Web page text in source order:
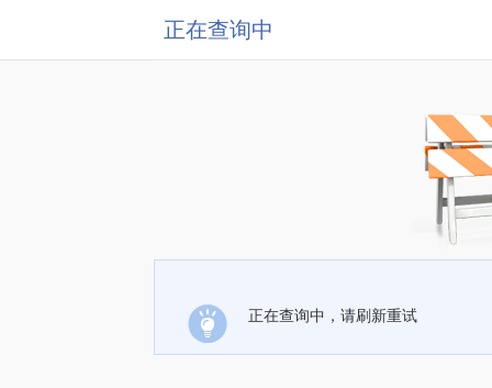
正在查询中
正在查询中，请刷新重试